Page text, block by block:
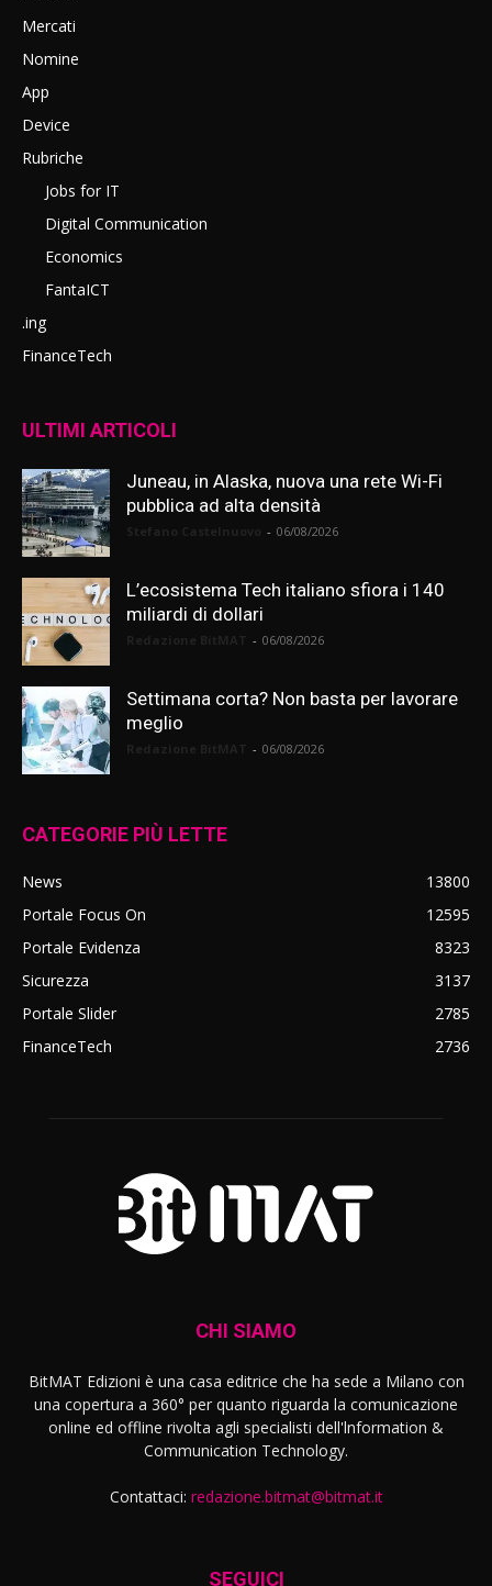
Mercati
Nomine
App
Device
Rubriche
Jobs for IT
Digital Communication
Economics
FantaICT
.ing
FinanceTech
ULTIMI ARTICOLI
Juneau, in Alaska, nuova una rete Wi-Fi
pubblica ad alta densità
- 06/08/2026
L’ecosistema Tech italiano sfiora i 140
miliardi di dollari
- 06/08/2026
Settimana corta? Non basta per lavorare
meglio
- 06/08/2026
CATEGORIE PIÙ LETTE
News
13800
Portale Focus On
12595
Portale Evidenza
8323
Sicurezza
3137
Portale Slider
2785
FinanceTech
2736
CHI SIAMO
BitMAT Edizioni è una casa editrice che ha sede a Milano con
una copertura a 360° per quanto riguarda la comunicazione
online ed offline rivolta agli specialisti dell'lnformation &
Communication Technology.
Contattaci: redazione.bitmat@bitmat.it
SEGUICI